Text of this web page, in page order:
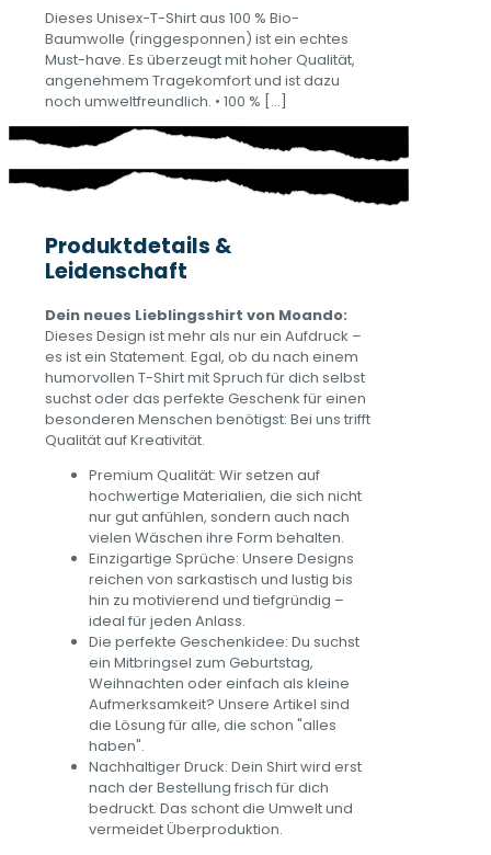
Dieses Unisex-T-Shirt aus 100 % Bio-
Baumwolle (ringgesponnen) ist ein echtes
Must-have. Es überzeugt mit hoher Qualität,
angenehmem Tragekomfort und ist dazu
noch umweltfreundlich. • 100 % […]
Produktdetails &
Leidenschaft
Dein neues Lieblingsshirt von Moando:
Dieses Design ist mehr als nur ein Aufdruck –
es ist ein Statement. Egal, ob du nach einem
humorvollen T-Shirt mit Spruch für dich selbst
suchst oder das perfekte Geschenk für einen
besonderen Menschen benötigst: Bei uns trifft
Qualität auf Kreativität.
Premium Qualität: Wir setzen auf
hochwertige Materialien, die sich nicht
nur gut anfühlen, sondern auch nach
vielen Wäschen ihre Form behalten.
Einzigartige Sprüche: Unsere Designs
reichen von sarkastisch und lustig bis
hin zu motivierend und tiefgründig –
ideal für jeden Anlass.
Die perfekte Geschenkidee: Du suchst
ein Mitbringsel zum Geburtstag,
Weihnachten oder einfach als kleine
Aufmerksamkeit? Unsere Artikel sind
die Lösung für alle, die schon "alles
haben".
Nachhaltiger Druck: Dein Shirt wird erst
nach der Bestellung frisch für dich
bedruckt. Das schont die Umwelt und
vermeidet Überproduktion.